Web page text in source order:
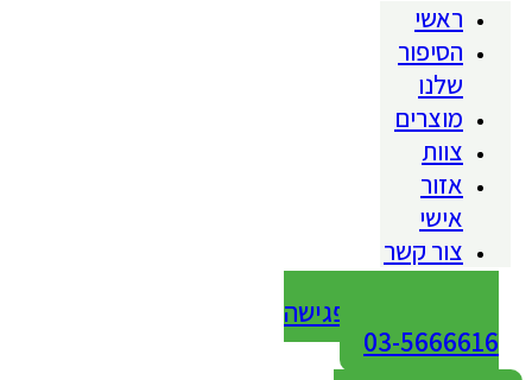
ראשי
הסיפור
שלנו
מוצרים
צוות
אזור
אישי
צור קשר
קבע איתנו פגישה
03-5666616